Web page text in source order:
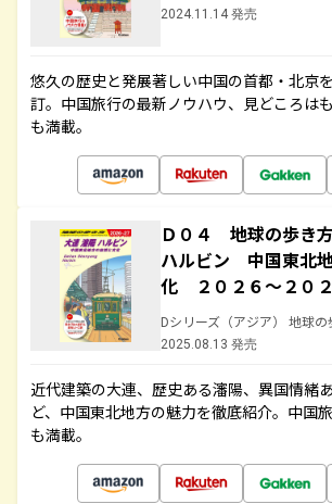
2024.11.14 発売
悠久の歴史と発展著しい中国の首都・北京
訂。中国旅行の最新ノウハウ、見どころは
も満載。
Ｄ０４ 地球の歩
ハルビン 中国東北
化 ２０２６～２０
Dシリーズ（アジア） 地球
2025.08.13 発売
近代建築の大連、歴史ある瀋陽、異国情緒
ど、中国東北地方の魅力を徹底紹介。中国
も満載。